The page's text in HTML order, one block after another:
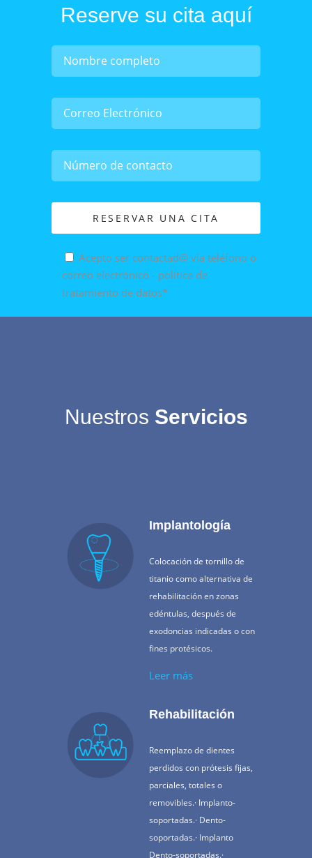
Reserve su cita aquí
Acepto ser contactad@ vía teléfono o
correo electrónico - política de
tratamiento de datos*
Nuestros Servicios
Implantología
Colocación de tornillo de
titanio como alternativa de
rehabilitación en zonas
edéntulas, después de
exodoncias indicadas o con
fines protésicos.
Leer más
Rehabilitación
Reemplazo de dientes
perdidos con prótesis fijas,
parciales, totales o
removibles.· Implanto-
soportadas.· Dento-
soportadas.· Implanto
Dento-soportadas.·